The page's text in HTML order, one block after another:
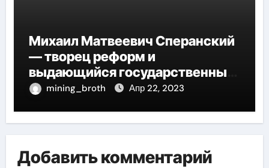
Михаил Матвеевич Сперанский
— творец реформ и
выдающийся государственный
деятель России
mining_broth Апр 22, 2023
Добавить комментарий